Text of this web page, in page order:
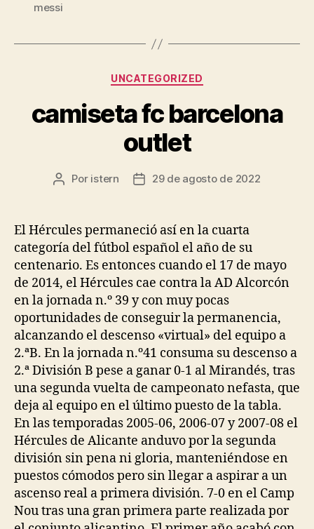
messi
Categorías
UNCATEGORIZED
camiseta fc barcelona
outlet
Autor
entrada
Por istern
Fecha
entrada
29 de agosto de 2022
El Hércules permaneció así en la cuarta
categoría del fútbol español el año de su
centenario. Es entonces cuando el 17 de mayo
de 2014, el Hércules cae contra la AD Alcorcón
en la jornada n.º 39 y con muy pocas
oportunidades de conseguir la permanencia,
alcanzando el descenso «virtual» del equipo a
2.ªB. En la jornada n.º41 consuma su descenso a
2.ª División B pese a ganar 0-1 al Mirandés, tras
una segunda vuelta de campeonato nefasta, que
deja al equipo en el último puesto de la tabla.
En las temporadas 2005-06, 2006-07 y 2007-08 el
Hércules de Alicante anduvo por la segunda
división sin pena ni gloria, manteniéndose en
puestos cómodos pero sin llegar a aspirar a un
ascenso real a primera división. 7-0 en el Camp
Nou tras una gran primera parte realizada por